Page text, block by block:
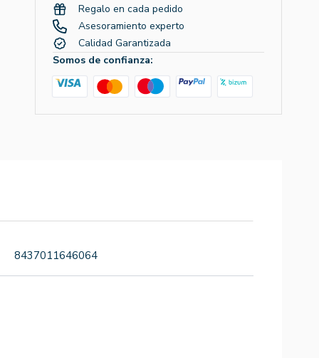
Regalo en cada pedido
Asesoramiento experto
Calidad Garantizada
Somos de confianza:
8437011646064